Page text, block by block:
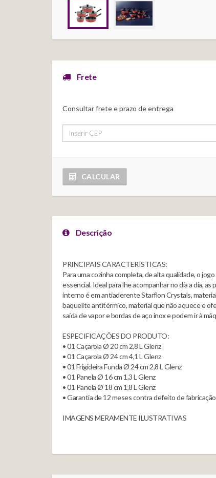
Frete
Consultar frete e prazo de entrega
CALCULAR
Descrição
PRINCIPAIS CARACTERÍSTICAS:
Para uma cozinha completa, de alta qualidade, o
essencial. Ideal para lhe acompanhar no dia a dia,
interno é em antiaderente Starflon Crystals,
baquelite antitérmico, material que não aquece e
saída de vapor e bordas de aço inox e podem ir à
ESPECIFICAÇÕES DO PRODUTO:
• 01 Caçarola Ø 20 cm 2,8 L Glenz
• 01 Caçarola Ø 24 cm 4,1 L Glenz
• 01 Frigideira Funda Ø 24 cm 2,8 L Glenz
• 01 Panela Ø 16 cm 1,3 L Glenz
• 01 Panela Ø 18 cm 1,8 L Glenz
• Garantia de 12 meses contra defeito de fabricação
IMAGENS MERAMENTE ILUSTRATIVAS